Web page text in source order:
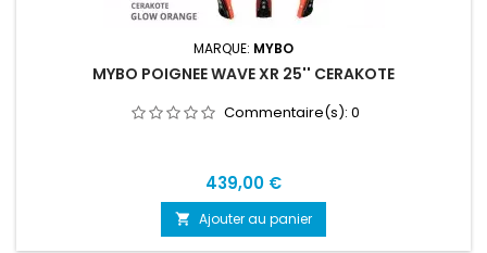
MARQUE: MYBO
MYBO POIGNEE WAVE XR 25'' CERAKOTE
Commentaire(s): 0
Prix
439,00 €
 Ajouter au panier